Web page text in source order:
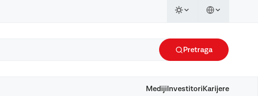
Pretraga
Mediji Investitori Karijere